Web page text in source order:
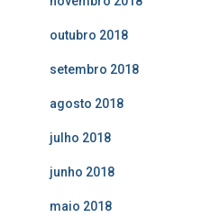
outubro 2018
setembro 2018
agosto 2018
julho 2018
junho 2018
maio 2018